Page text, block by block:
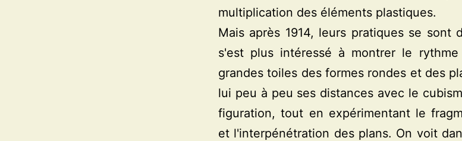
multiplication des éléments plastiques.
Mais après 1914, leurs pratiques se sont
s'est plus intéressé à montrer le
grandes toiles des formes rondes et des
lui peu à peu ses distances avec le
figuration, tout en expérimentant le
et l'interpénétration des plans. On voit